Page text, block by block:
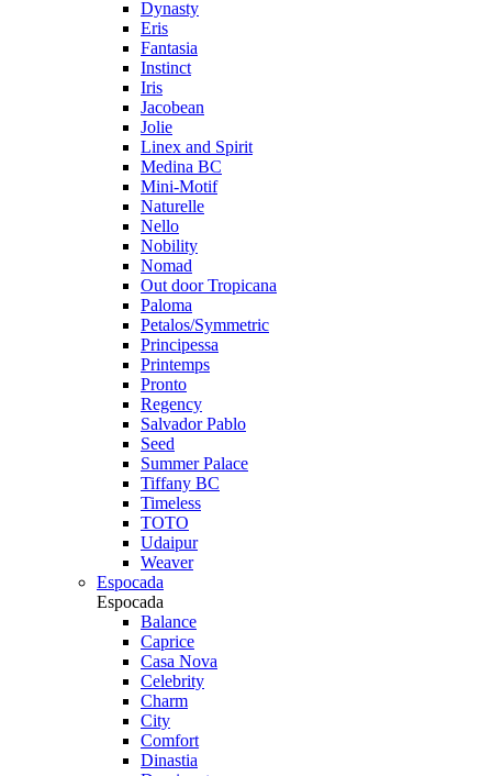
Dynasty
Eris
Fantasia
Instinct
Iris
Jacobean
Jolie
Linex and Spirit
Medina BC
Mini-Motif
Naturelle
Nello
Nobility
Nomad
Out door Tropicana
Paloma
Petalos/Symmetric
Principessa
Printemps
Pronto
Regency
Salvador Pablo
Seed
Summer Palace
Tiffany BC
Timeless
TOTO
Udaipur
Weaver
Espocada
Espocada
Balance
Caprice
Casa Nova
Celebrity
Charm
City
Comfort
Dinastia